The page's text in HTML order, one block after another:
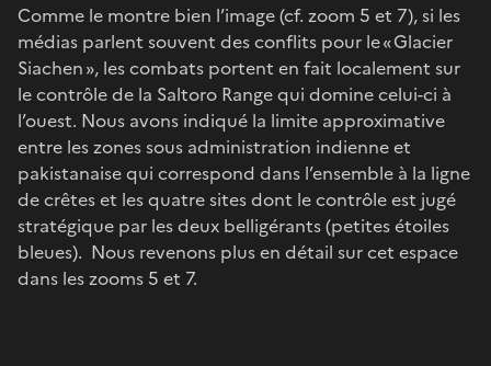
Comme le montre bien l’image (cf. zoom 5 et 7), si les
médias parlent souvent des conflits pour le « Glacier
Siachen », les combats portent en fait localement sur
le contrôle de la Saltoro Range qui domine celui-ci à
l’ouest. Nous avons indiqué la limite approximative
entre les zones sous administration indienne et
pakistanaise qui correspond dans l’ensemble à la ligne
de crêtes et les quatre sites dont le contrôle est jugé
stratégique par les deux belligérants (petites étoiles
bleues). Nous revenons plus en détail sur cet espace
dans les zooms 5 et 7.